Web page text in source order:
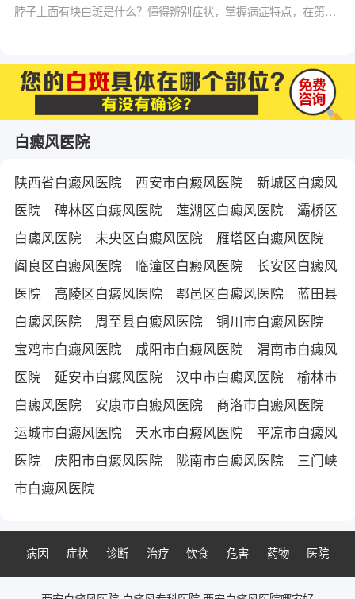
脖子上面有块白斑是什么？懂得辨别症状，掌握病症特点，在第一时间发现疾病，更有利于我们后面进行早期治疗。白癜风是一种多发性疾病，它的诱发因素多，白癜风在皮肤的任何部位都有可能出现，对患者的形象造成了极其严重的影响，其中面部、脖子部位最常见诱发，对于病症的准备判断有利于治疗。下面简单介绍一下脖子上长白斑的一些症状。
白癜风医院
陕西省白癜风医院 西安市白癜风医院
新城区白癜风
医院
碑林区白癜风医院 莲湖区白癜风医院
灞桥区
白癜风医院
未央区白癜风医院
雁塔区白癜风医院
阎良区白癜风医院
临潼区白癜风医院
长安区白癜风
医院
高陵区白癜风医院 鄠邑区白癜风医院
蓝田县
白癜风医院
周至县白癜风医院
铜川市白癜风医院
宝鸡市白癜风医院
咸阳市白癜风医院
渭南市白癜风
医院
延安市白癜风医院 汉中市白癜风医院
榆林市
白癜风医院
安康市白癜风医院
商洛市白癜风医院
运城市白癜风医院
天水市白癜风医院
平凉市白癜风
医院
庆阳市白癜风医院 陇南市白癜风医院
三门峡
市白癜风医院
病因 症状 诊断 治疗 饮食 危害 药物 医院